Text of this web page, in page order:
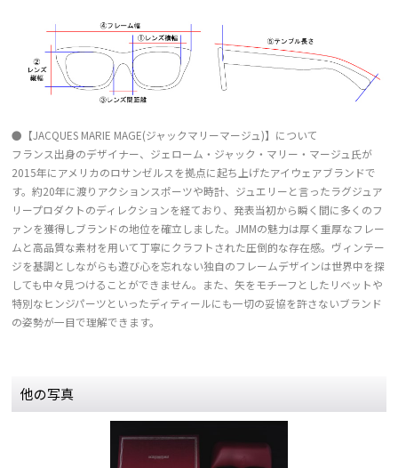
●【JACQUES MARIE MAGE(ジャックマリーマージュ)】について
フランス出身のデザイナー、ジェローム・ジャック・マリー・マージュ氏が
2015年にアメリカのロサンゼルスを拠点に起ち上げたアイウェアブランドで
す。約20年に渡りアクションスポーツや時計、ジュエリーと言ったラグジュア
リープロダクトのディレクションを経ており、発表当初から瞬く間に多くのフ
ァンを獲得しブランドの地位を確立しました。JMMの魅力は厚く重厚なフレー
ムと高品質な素材を用いて丁寧にクラフトされた圧倒的な存在感。ヴィンテー
ジを基調としながらも遊び心を忘れない独自のフレームデザインは世界中を探
しても中々見つけることができません。また、矢をモチーフとしたリベットや
特別なヒンジパーツといったディティールにも一切の妥協を許さないブランド
の姿勢が一目で理解できます。
他の写真